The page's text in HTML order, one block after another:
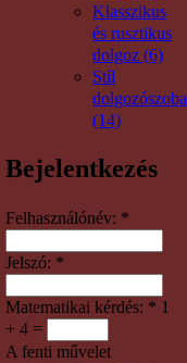
Klasszikus
és rusztikus
dolgoz (6)
Stíl
dolgozószoba
(14)
Bejelentkezés
Felhasználónév: *
Jelszó: *
Matematikai kérdés: * 1
+ 4 =
A fenti művelet